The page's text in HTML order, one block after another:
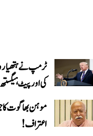
ٹرمپ نے
کی اور پیٹ ہیگستھ
موہن بھاگوت
اعتراف!